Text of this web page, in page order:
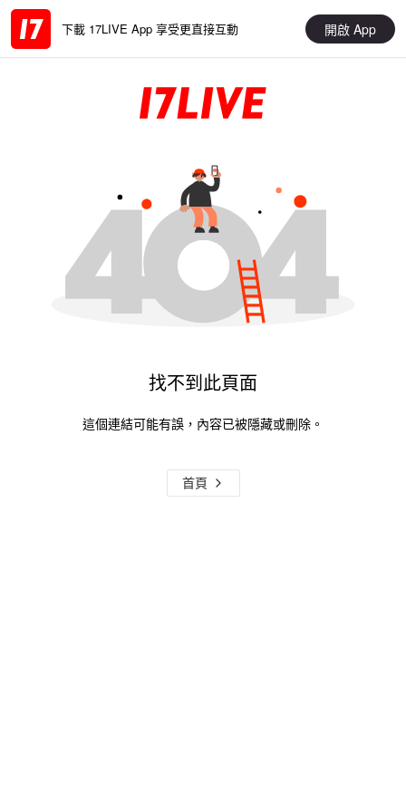
下載 17LIVE App 享受更直接互動 開啟 App
找不到此頁面
這個連結可能有誤，內容已被隱藏或刪除。
首頁